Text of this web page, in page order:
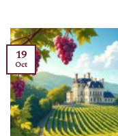
19
Oct